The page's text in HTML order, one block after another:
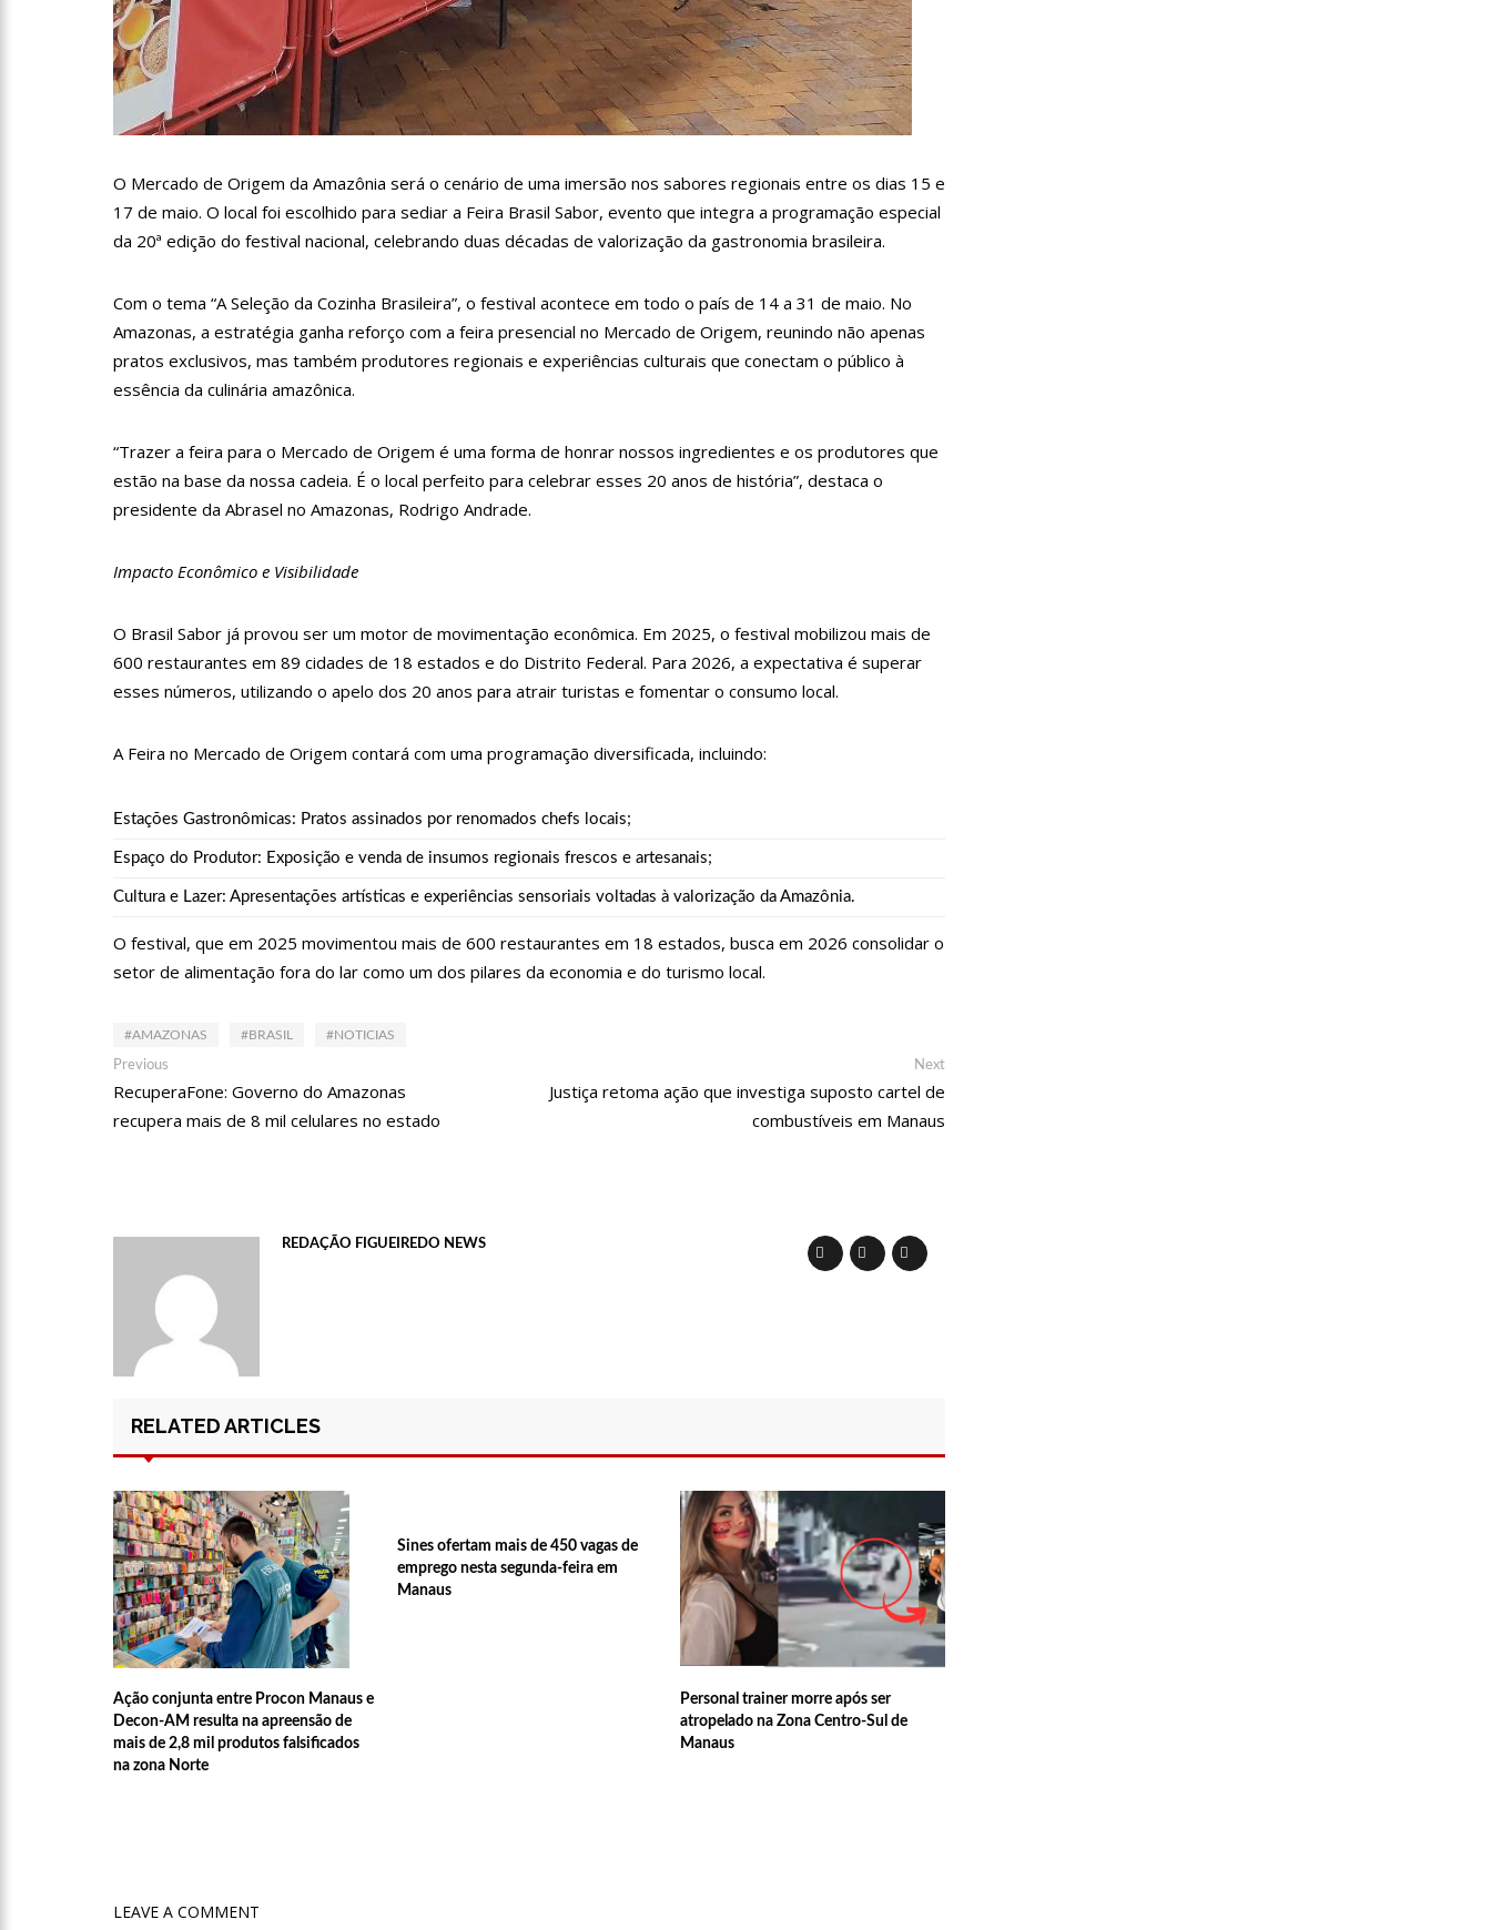
11:04 Sine Manaus oferta 167 vagas de emprego nesta quinta-feira, 18/5
10:49
Wilson Lima anuncia implantação de centro integrado para atender crianças e
adolescentes vítimas de violência
13:24
Dia Mundial da Hipertensão: SES-AM orienta sobre prevenção e tratamento
adequado da doença
13:19 Professores do AM entram em greve e cobram reajuste salarial de 25%
13:14 Boi Caprichoso lança vídeos gravados pelos dançarinos da Troup Caprichoso e Corpo
de Dança Caprichoso (CDC)
13:07
12:55 PIB do Japão registra crescimento pela primeira vez em 3 trimestres
12:37 Agenor Tupinambá fala sobre namoro com Lucas: “Não houve traição”
12:23 Influenciadora e ex são encontrados mortos em carro no interior de SP
put*! Nojento!”
14:52 Procon-AM orienta população que Lei do Troco é válida e deve ser respeitada
vira réu
11:22
zona oeste
14:25 Confira quais bairros de Manaus ficarão sem energia nesta segunda-feira (15)
14:17 Motoristas de aplicativo entram em greve em todo o Brasil
14:10 Após matar colegas, policial grava vídeo: “Te vejo no inferno”; assista
O Mercado de Origem da Amazônia será o cenário de uma imersão nos sabores regionais entre os dias 15 e
17 de maio. O local foi escolhido para sediar a Feira Brasil Sabor, evento que integra a programação especial
da 20ª edição do festival nacional, celebrando duas décadas de valorização da gastronomia brasileira.
Com o tema “A Seleção da Cozinha Brasileira”, o festival acontece em todo o país de 14 a 31 de maio. No
Amazonas, a estratégia ganha reforço com a feira presencial no Mercado de Origem, reunindo não apenas
pratos exclusivos, mas também produtores regionais e experiências culturais que conectam o público à
essência da culinária amazônica.
“Trazer a feira para o Mercado de Origem é uma forma de honrar nossos ingredientes e os produtores que
estão na base da nossa cadeia. É o local perfeito para celebrar esses 20 anos de história”, destaca o
presidente da Abrasel no Amazonas, Rodrigo Andrade.
Impacto Econômico e Visibilidade
O Brasil Sabor já provou ser um motor de movimentação econômica. Em 2025, o festival mobilizou mais de
600 restaurantes em 89 cidades de 18 estados e do Distrito Federal. Para 2026, a expectativa é superar
esses números, utilizando o apelo dos 20 anos para atrair turistas e fomentar o consumo local.
A Feira no Mercado de Origem contará com uma programação diversificada, incluindo:
Estações Gastronômicas: Pratos assinados por renomados chefs locais;
Espaço do Produtor: Exposição e venda de insumos regionais frescos e artesanais;
Cultura e Lazer: Apresentações artísticas e experiências sensoriais voltadas à valorização da Amazônia.
O festival, que em 2025 movimentou mais de 600 restaurantes em 18 estados, busca em 2026 consolidar o
setor de alimentação fora do lar como um dos pilares da economia e do turismo local.
#AMAZONAS #BRASIL #NOTICIAS
Navegação
de
Post
Previous
post:
RecuperaFone: Governo do Amazonas
recupera mais de 8 mil celulares no estado
NextNext
Justiça retoma ação que investiga suposto cartel de
combustíveis em Manaus
REDAÇÃO FIGUEIREDO NEWS
RELATED ARTICLES
Ação conjunta entre Procon Manaus e
Decon-AM resulta na apreensão de
mais de 2,8 mil produtos falsificados
na zona Norte
Sines ofertam mais de 450 vagas de
emprego nesta segunda-feira em
Manaus
Personal trainer morre após ser
atropelado na Zona Centro-Sul de
Manaus
LEAVE A COMMENT